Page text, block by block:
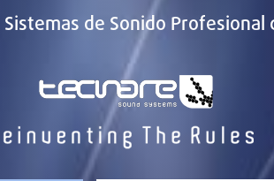
de Sonido Profesional